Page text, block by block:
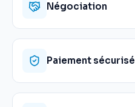
Négociation
Paiement sécurisé